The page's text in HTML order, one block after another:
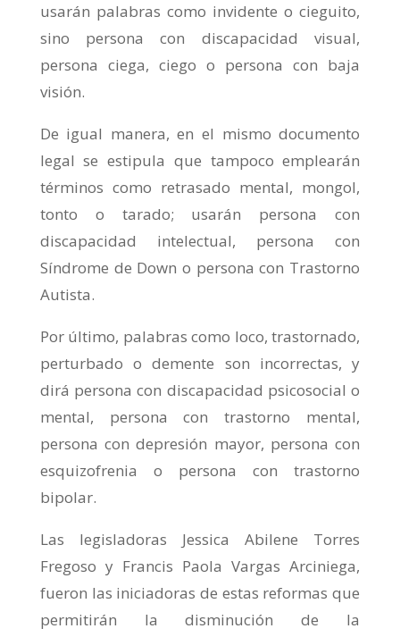
usarán palabras como invidente o cieguito,
sino persona con discapacidad visual,
persona ciega, ciego o persona con baja
visión.
De igual manera, en el mismo documento
legal se estipula que tampoco emplearán
términos como retrasado mental, mongol,
tonto o tarado; usarán persona con
discapacidad intelectual, persona con
Síndrome de Down o persona con Trastorno
Autista.
Por último, palabras como loco, trastornado,
perturbado o demente son incorrectas, y
dirá persona con discapacidad psicosocial o
mental, persona con trastorno mental,
persona con depresión mayor, persona con
esquizofrenia o persona con trastorno
bipolar.
Las legisladoras Jessica Abilene Torres
Fregoso y Francis Paola Vargas Arciniega,
fueron las iniciadoras de estas reformas que
permitirán la disminución de la